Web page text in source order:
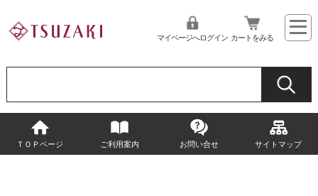
マイページへログイン カートをみる
ＴＯＰページ ご利用案内 お問い合せ サイトマップ